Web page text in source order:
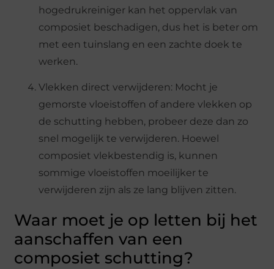
hogedrukreiniger kan het oppervlak van
composiet beschadigen, dus het is beter om
met een tuinslang en een zachte doek te
werken.
Vlekken direct verwijderen: Mocht je
gemorste vloeistoffen of andere vlekken op
de schutting hebben, probeer deze dan zo
snel mogelijk te verwijderen. Hoewel
composiet vlekbestendig is, kunnen
sommige vloeistoffen moeilijker te
verwijderen zijn als ze lang blijven zitten.
Waar moet je op letten bij het
aanschaffen van een
composiet schutting?